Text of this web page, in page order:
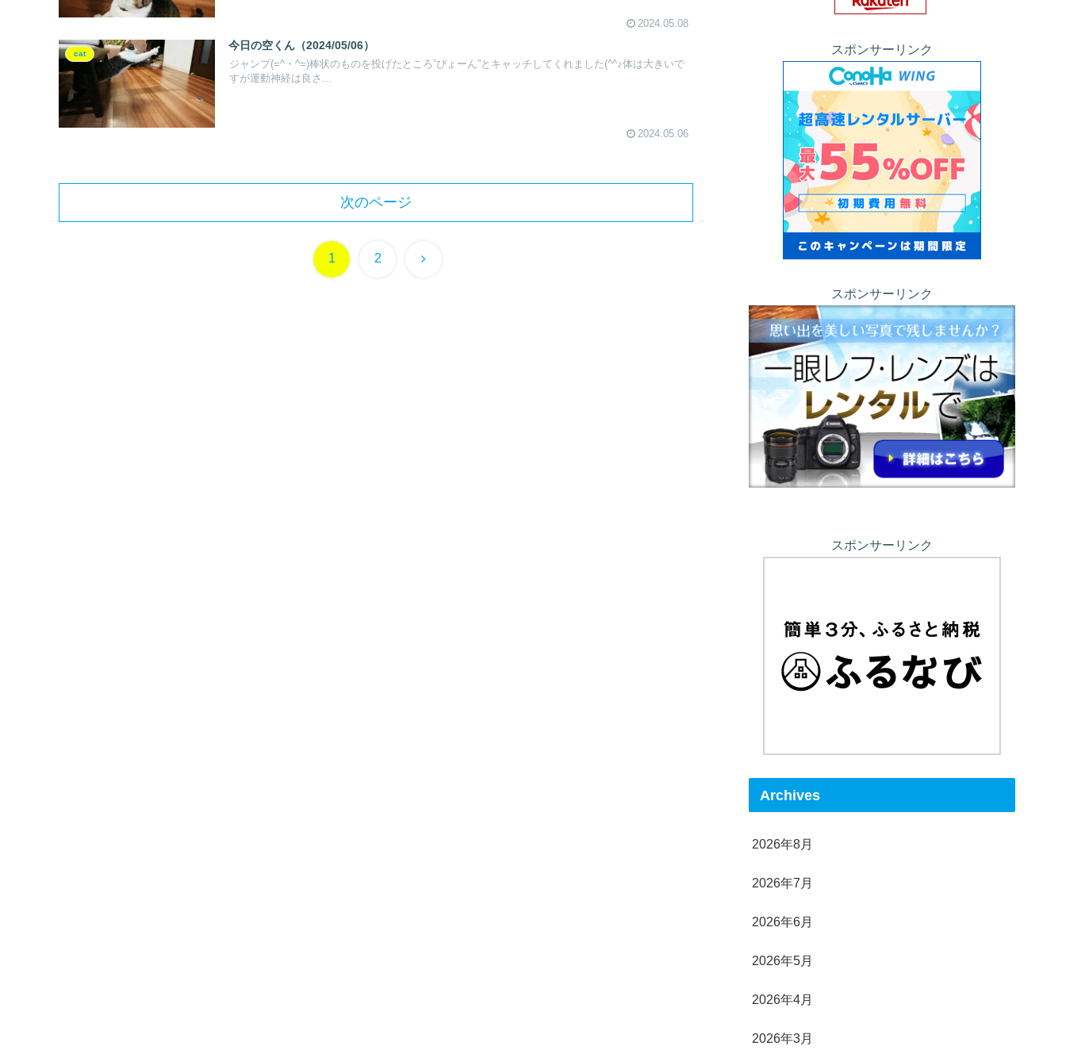
2024.05.08
cat
今日の空くん（2024/05/06）
ジャンプ(=^・^=)棒状のものを投げたところ”ぴょーん”とキャッチしてくれました(^^♪体は大きいで
すが運動神経は良さ...
2024.05.06
次のページ
1 2 次
スポンサーリンク
スポンサーリンク
スポンサーリンク
Archives
2026年8月
2026年7月
2026年6月
2026年5月
2026年4月
2026年3月